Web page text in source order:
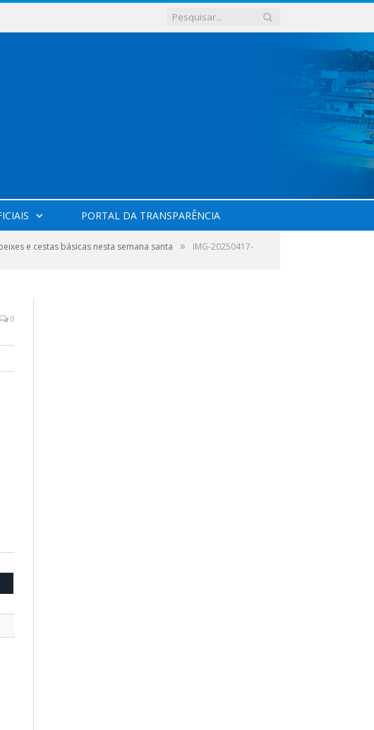
PORTAL DA TRANSPARÊNCIA
e cestas básicas nesta semana santa » IMG-20250417-
0